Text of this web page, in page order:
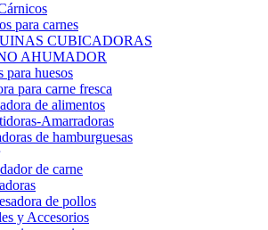
para carnes
CUBICADORAS
AHUMADOR
para huesos
para carne fresca
de alimentos
Amarradoras
de hamburguesas
de carne
de pollos
y Accesorios